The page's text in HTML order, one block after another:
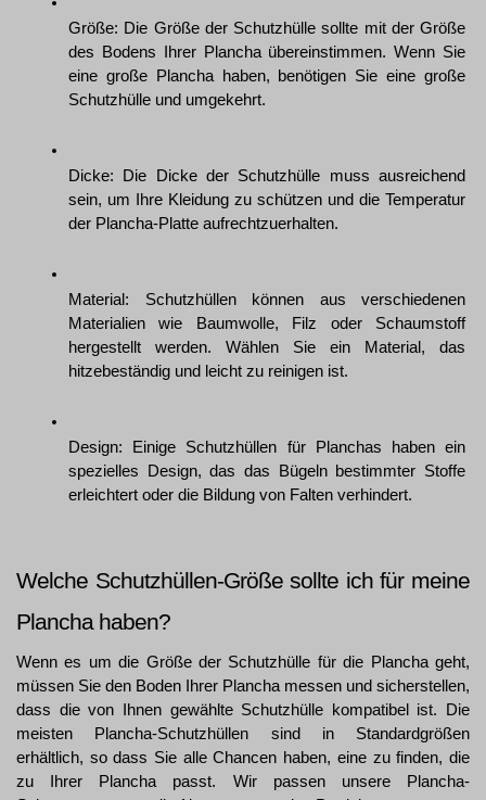
Größe: Die Größe der Schutzhülle sollte mit der Größe
des Bodens Ihrer Plancha übereinstimmen. Wenn Sie
eine große Plancha haben, benötigen Sie eine große
Schutzhülle und umgekehrt.
Dicke: Die Dicke der Schutzhülle muss ausreichend
sein, um Ihre Kleidung zu schützen und die Temperatur
der Plancha-Platte aufrechtzuerhalten.
Material: Schutzhüllen können aus verschiedenen
Materialien wie Baumwolle, Filz oder Schaumstoff
hergestellt werden. Wählen Sie ein Material, das
hitzebeständig und leicht zu reinigen ist.
Design: Einige Schutzhüllen für Planchas haben ein
spezielles Design, das das Bügeln bestimmter Stoffe
erleichtert oder die Bildung von Falten verhindert.
Welche Schutzhüllen-Größe sollte ich für meine
Plancha haben?
Wenn es um die Größe der Schutzhülle für die Plancha geht,
müssen Sie den Boden Ihrer Plancha messen und sicherstellen,
dass die von Ihnen gewählte Schutzhülle kompatibel ist. Die
meisten Plancha-Schutzhüllen sind in Standardgrößen
erhältlich, so dass Sie alle Chancen haben, eine zu finden, die
zu Ihrer Plancha passt. Wir passen unsere Plancha-